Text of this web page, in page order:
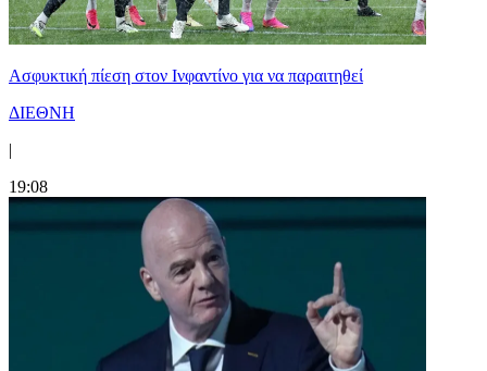
Ασφυκτική πίεση στον Ινφαντίνο για να παραιτηθεί
ΔΙΕΘΝΗ
|
19:08